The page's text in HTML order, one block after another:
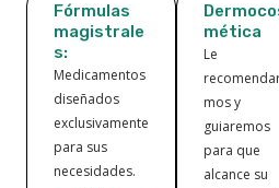
Fórmulas
magistrale
s:
Medicamentos
diseñados
exclusivamente
para sus
necesidades.
mética
Le
mos y
guiaremos
para que
alcance su